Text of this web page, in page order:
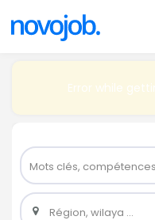
Error while